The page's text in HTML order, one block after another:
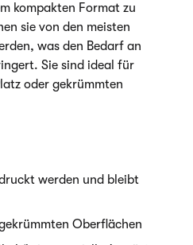
kompakten Format zu
sie von den meisten
was den Bedarf an
Sie sind ideal für
oder gekrümmten
werden und bleibt
Oberflächen